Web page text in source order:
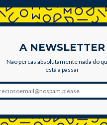
A NEWSLETTER
Não percas absolutamente nada do
está a passar